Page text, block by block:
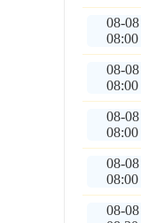
08-08
08:00
08-08
08:00
08-08
08:00
08-08
08:00
08-08